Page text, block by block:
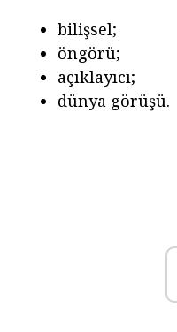
bilişsel;
öngörü;
açıklayıcı;
dünya görüşü.